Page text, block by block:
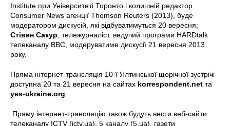
Institute при Університеті Торонто і колишній редактор
Consumer News агенції Thomson Reuters (2013), буде
модератором дискусій, які відбуватимуться 20 вересня;
Стівен Сакур , тележурналіст, ведучий програми HARDtalk
телеканалу BBC, модеруватиме дискусії 21 вересня 2013
року.
Пряма інтернет-трансляція 10-ї Ялтинської щорічної зустрічі
доступна 20 та 21 вересня на сайтах korrespondent.net та
yes-ukraine.org
Пряму інтернет-трансляцію також будуть вести веб-сайти
телеканалу ICTV (ictv.ua), 5 каналу (5.ua), газети